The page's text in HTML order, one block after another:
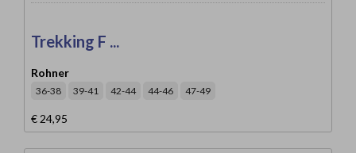
Trekking F ...
Rohner
36-38 39-41 42-44 44-46 47-49
€ 24,95